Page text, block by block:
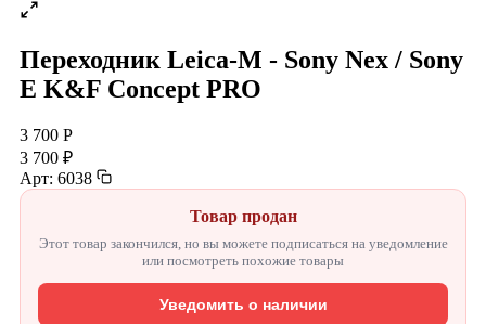
Переходник Leica-M - Sony Nex / Sony
E K&F Concept PRO
3 700 Р
3 700 ₽
Арт: 6038
Товар продан
Этот товар закончился, но вы можете подписаться на уведомление
или посмотреть похожие товары
Уведомить о наличии